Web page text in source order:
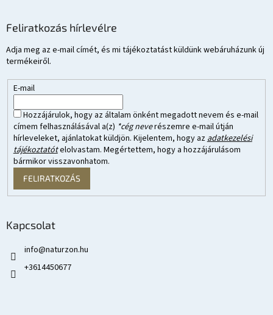
Feliratkozás hírlevélre
Adja meg az e-mail címét, és mi tájékoztatást küldünk webáruházunk új
termékeiről.
E-mail
Hozzájárulok, hogy az általam önként megadott nevem és e-mail
címem felhasználásával a(z) *cég neverészemre e-mail útján
hírleveleket, ajánlatokat küldjön. Kijelentem, hogy az adatkezelési
tájékoztatótelolvastam. Megértettem, hogy a hozzájárulásom
bármikor visszavonhatom.
FELIRATKOZÁS
Kapcsolat
info@naturzon.hu
+3614450677